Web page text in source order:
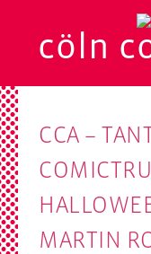
cöln
CCA –
MARTIN